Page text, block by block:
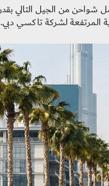
المرتفعة لشركة تاكسي دبي.